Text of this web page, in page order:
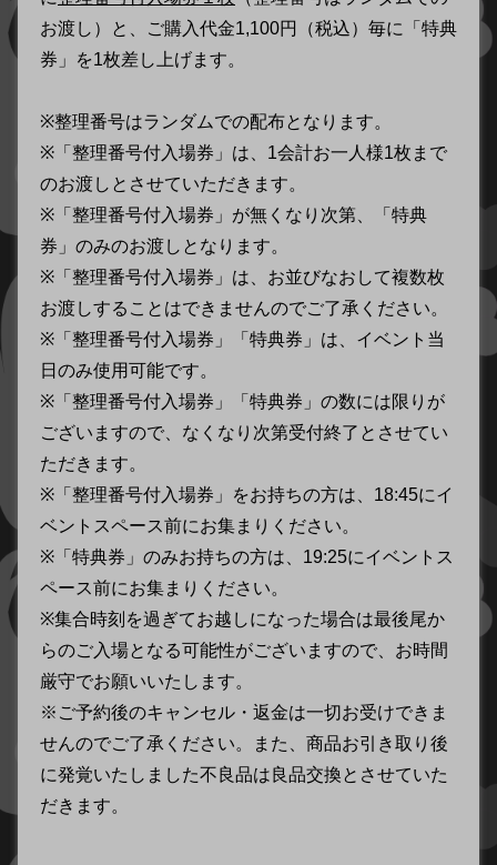
お渡し）と、ご購入代金1,100円（税込）毎に「特典
券」を1枚差し上げます。
※整理番号はランダムでの配布となります。
※「整理番号付入場券」は、1会計お一人様1枚まで
のお渡しとさせていただきます。
※「整理番号付入場券」が無くなり次第、「特典
券」のみのお渡しとなります。
※「整理番号付入場券」は、お並びなおして複数枚
お渡しすることはできませんのでご了承ください。
※「整理番号付入場券」「特典券」は、イベント当
日のみ使用可能です。
※「整理番号付入場券」「特典券」の数には限りが
ございますので、なくなり次第受付終了とさせてい
ただきます。
※「整理番号付入場券」をお持ちの方は、18:45にイ
ベントスペース前にお集まりください。
※「特典券」のみお持ちの方は、19:25にイベントス
ペース前にお集まりください。
※集合時刻を過ぎてお越しになった場合は最後尾か
らのご入場となる可能性がございますので、お時間
厳守でお願いいたします。
※ご予約後のキャンセル・返金は一切お受けできま
せんのでご了承ください。また、商品お引き取り後
に発覚いたしました不良品は良品交換とさせていた
だきます。